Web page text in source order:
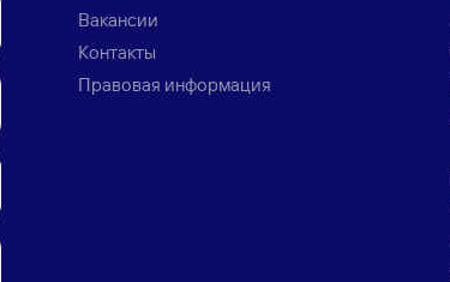
Вакансии
Контакты
Правовая информация